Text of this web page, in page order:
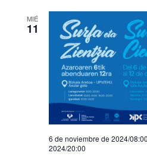
MIÉ
11
6 de noviembre de 2024/08:00
2024/20:00